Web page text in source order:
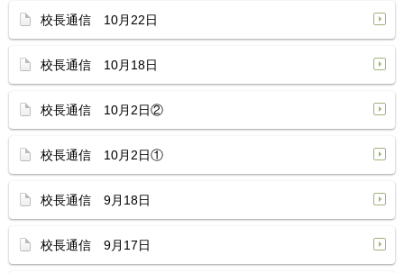
校長通信 10月22日
校長通信 10月18日
校長通信 10月2日②
校長通信 10月2日①
校長通信 9月18日
校長通信 9月17日